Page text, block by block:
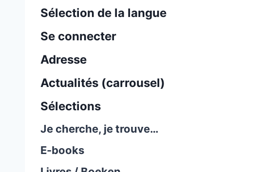
Sélection de la langue
Se connecter
Adresse
Actualités (carrousel)
Sélections
Je cherche, je trouve…
E-books